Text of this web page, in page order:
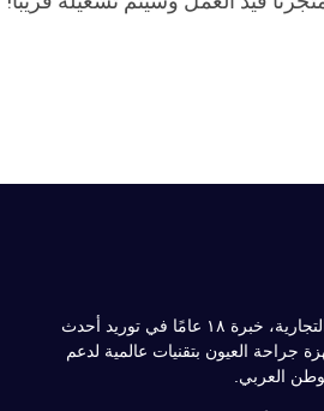
الفتح للاستيراد والتوكيلات التجارية، خبرة ۱۸ عامًا في توريد أحدث
جراحة العيون بتقنيات عالمية لدعم
العربي.